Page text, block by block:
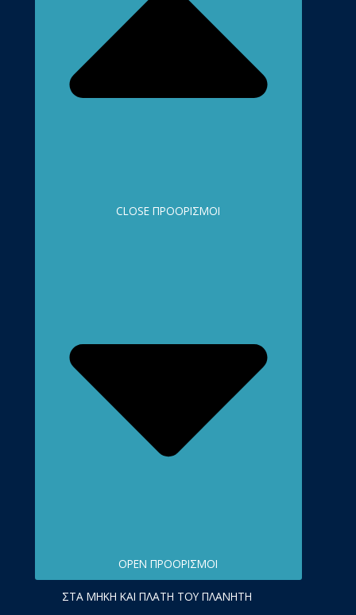
CLOSE ΠΡΟΟΡΙΣΜΟΊ
OPEN ΠΡΟΟΡΙΣΜΟΊ
ΣΤΑ ΜΉΚΗ ΚΑΙ ΠΛΆΤΗ ΤΟΥ ΠΛΑΝΉΤΗ